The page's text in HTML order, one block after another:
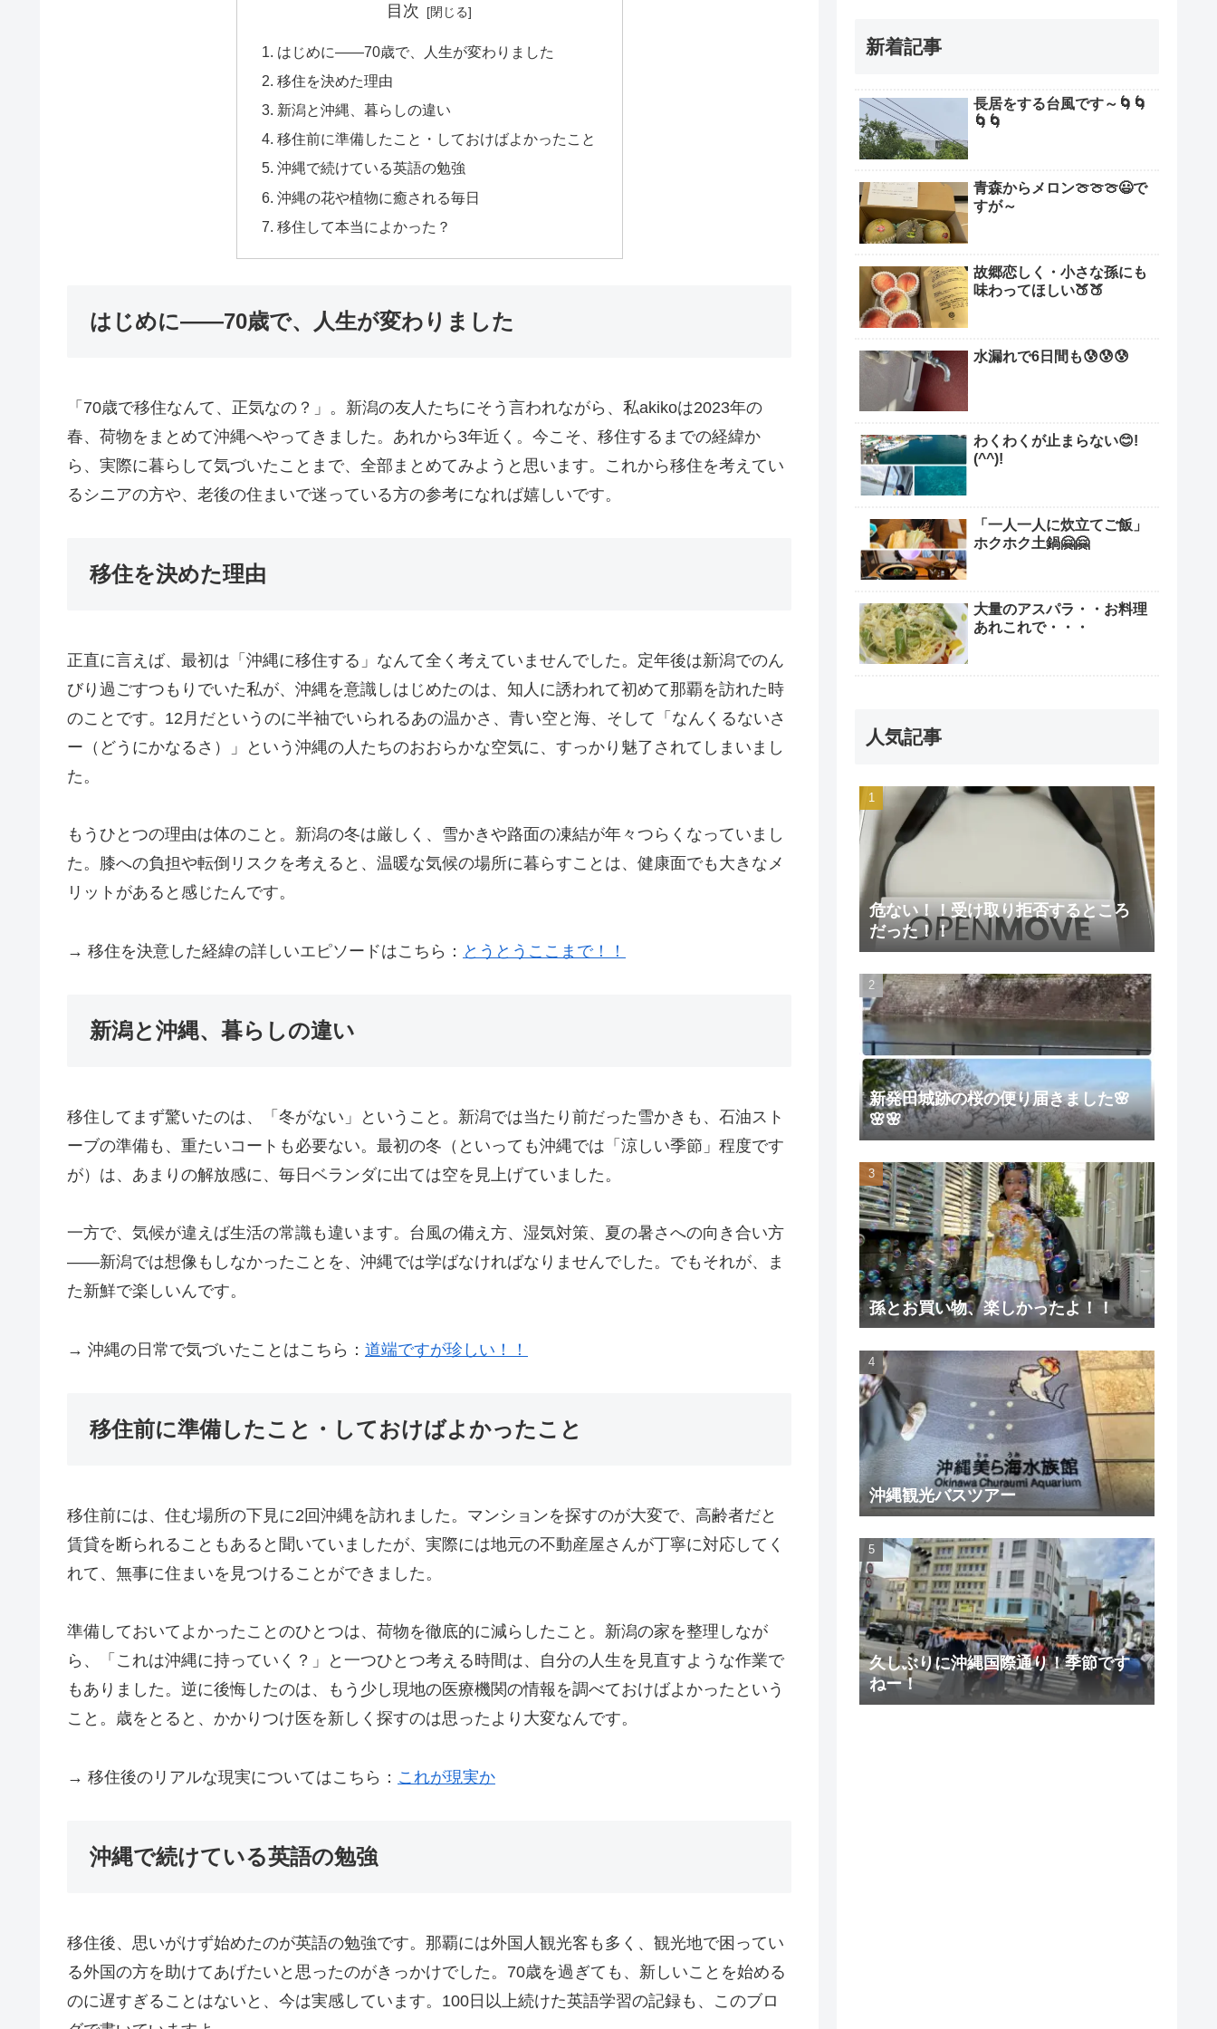
目次
はじめに――70歳で、人生が変わりました
移住を決めた理由
新潟と沖縄、暮らしの違い
移住前に準備したこと・しておけばよかったこと
沖縄で続けている英語の勉強
沖縄の花や植物に癒される毎日
移住して本当によかった？
はじめに――70歳で、人生が変わりました
「70歳で移住なんて、正気なの？」。新潟の友人たちにそう言われながら、私akikoは2023年の
春、荷物をまとめて沖縄へやってきました。あれから3年近く。今こそ、移住するまでの経緯か
ら、実際に暮らして気づいたことまで、全部まとめてみようと思います。これから移住を考えてい
るシニアの方や、老後の住まいで迷っている方の参考になれば嬉しいです。
移住を決めた理由
正直に言えば、最初は「沖縄に移住する」なんて全く考えていませんでした。定年後は新潟でのん
びり過ごすつもりでいた私が、沖縄を意識しはじめたのは、知人に誘われて初めて那覇を訪れた時
のことです。12月だというのに半袖でいられるあの温かさ、青い空と海、そして「なんくるないさ
ー（どうにかなるさ）」という沖縄の人たちのおおらかな空気に、すっかり魅了されてしまいまし
た。
もうひとつの理由は体のこと。新潟の冬は厳しく、雪かきや路面の凍結が年々つらくなっていまし
た。膝への負担や転倒リスクを考えると、温暖な気候の場所に暮らすことは、健康面でも大きなメ
リットがあると感じたんです。
→ 移住を決意した経緯の詳しいエピソードはこちら： とうとうここまで！！
新潟と沖縄、暮らしの違い
移住してまず驚いたのは、「冬がない」ということ。新潟では当たり前だった雪かきも、石油スト
ーブの準備も、重たいコートも必要ない。最初の冬（といっても沖縄では「涼しい季節」程度です
が）は、あまりの解放感に、毎日ベランダに出ては空を見上げていました。
一方で、気候が違えば生活の常識も違います。台風の備え方、湿気対策、夏の暑さへの向き合い方
——新潟では想像もしなかったことを、沖縄では学ばなければなりませんでした。でもそれが、ま
た新鮮で楽しいんです。
→ 沖縄の日常で気づいたことはこちら： 道端ですが珍しい！！
移住前に準備したこと・しておけばよかったこと
移住前には、住む場所の下見に2回沖縄を訪れました。マンションを探すのが大変で、高齢者だと
賃貸を断られることもあると聞いていましたが、実際には地元の不動産屋さんが丁寧に対応してく
れて、無事に住まいを見つけることができました。
準備しておいてよかったことのひとつは、荷物を徹底的に減らしたこと。新潟の家を整理しなが
ら、「これは沖縄に持っていく？」と一つひとつ考える時間は、自分の人生を見直すような作業で
もありました。逆に後悔したのは、もう少し現地の医療機関の情報を調べておけばよかったという
こと。歳をとると、かかりつけ医を新しく探すのは思ったより大変なんです。
→ 移住後のリアルな現実についてはこちら： これが現実か
沖縄で続けている英語の勉強
移住後、思いがけず始めたのが英語の勉強です。那覇には外国人観光客も多く、観光地で困ってい
る外国の方を助けてあげたいと思ったのがきっかけでした。70歳を過ぎても、新しいことを始める
のに遅すぎることはないと、今は実感しています。100日以上続けた英語学習の記録も、このブロ
新着記事
長居をする台風です～🌀🌀
🌀🌀
青森からメロン🍈🍈🍈😃で
すが～
故郷恋しく・小さな孫にも
味わってほしい🍑🍑
水漏れで6日間も😰😰😰
わくわくが止まらない😊!
(^^)!
「一人一人に炊立てご飯」
ホクホク土鍋🤗🤗
大量のアスパラ・・お料理
あれこれで・・・
人気記事
危ない！！受け取り拒否するところ
だった！！
新発田城跡の桜の便り届きました🌸
🌸🌸
孫とお買い物、楽しかったよ！！
沖縄観光バスツアー
久しぶりに沖縄国際通り！季節です
ねー！